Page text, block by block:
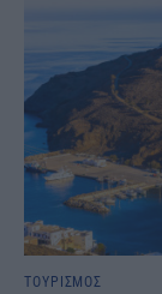
ΤΟΥΡΙΣΜΟΣ